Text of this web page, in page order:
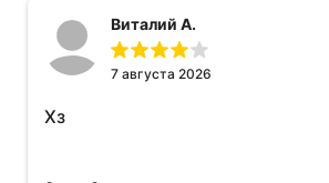
Виталий А.
7 августа 2026
Хз